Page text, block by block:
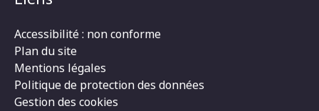
Accessibilité : non conforme
Plan du site
Mentions légales
Politique de protection des données
Gestion des cookies